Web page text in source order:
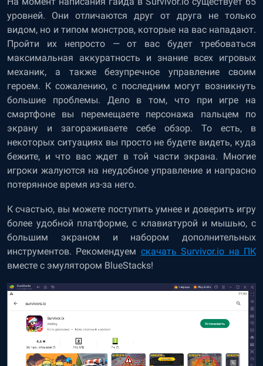
уровней. Они отличаются друг от друга не только
видом, но и типом монстров, которые на вас нападают.
Пройти их непросто — от вас будет требоваться
максимальная аккуратность и знание всех игровых
механик, а также безупречное управление своим
героем. К сожалению, с последним могут возникнуть
большие проблемы. Дело в том, что при игре на
смартфоне вы перемещаете персонажа пальцем по
экрану и загораживаете себе обзор. То есть, в
некоторых ситуациях вы просто не будете видеть, куда
бежите, и что вас ждет в той части экрана. Многие
игроки жалуются на неудобное управление и напрасно
потерянное время из-за него.
К счастью, вы можете поступить умнее и доверить игру
более удобной платформе, с клавиатурой и мышью, с
большим экраном и набором дополнительных
инструментов. Рекомендуем скачать Survivor.io на ПК
вместе с эмулятором BlueStacks!